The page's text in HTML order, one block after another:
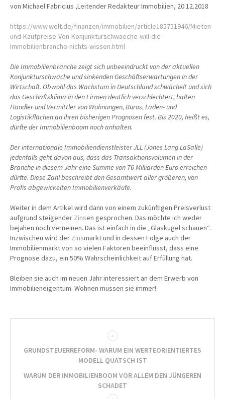
von Michael Fabricius ,Leitender Redakteur Immobilien, 20.12.2018
https://www.welt.de/finanzen/immobilien/article185751946/Mieten-
und-Kaufpreise-Von-Konjunkturschwaeche-will-die-
Immobilienbranche-nichts-wissen.html
Die Immobilienbranche zeigt sich unbeeindruckt von der aktuellen
Konjunkturschwäche und sinkenden Geschäftserwartungen in der
Wirtschaft. Obwohl das Wachstum in Deutschland schwächelt und sich
das Geschäftsklima in den Firmen deutlich verschlechtert, halten
Händler und Vermittler von Wohnungen, Büros, Laden- und
Logistikflächen an ihren bisherigen Prognosen fest. Bis 2020, heißt es,
dürfte der Immobilienboom noch anhalten.
Der internationale Immobiliendienstleister JLL (Jones Lang LaSalle)
jedenfalls geht davon aus, dass das Transaktionsvolumen in der
Branche in diesem Jahr eine Summe von 76 Milliarden Euro erreichen
dürfte. Diese Zahl beschreibt den Gesamtwert aller größeren, von
Profis abgewickelten Immobilienverkäufe.
Weiter in dem Artikel wird dann von einem zukünftigen Preisverlust
aufgrund steigender Zinsen gesprochen. Das möchte ich weder
bejahen noch verneinen. Das ist einfach in die „Glaskugel schauen“.
Inzwischen wird der Zinsmarkt und in dessen Folge auch der
Immobilienmarkt von so vielen Faktoren beeinflusst, dass eine
Prognose dazu, ein 50% Wahrscheinlichkeit auf Erfüllung hat.
Bleiben sie auch im neuen Jahr interessiert an dem Erwerb von
Immobilieneigentum. Wohnen müssen sie immer!
GRUNDSTEUERREFORM- WARUM EIN WERTEORIENTIERTES
MODELL QUATSCH IST
WARUM DER IMMOBILIENBOOM VOR ALLEM DEN JÜNGEREN
SCHADET